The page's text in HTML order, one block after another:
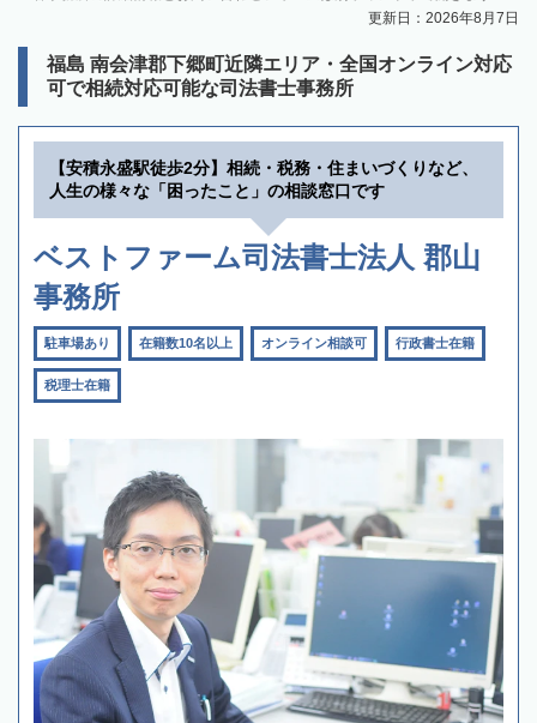
更新日：2026年8月7日
福島 南会津郡下郷町近隣エリア・全国オンライン対応
可で相続対応可能な司法書士事務所
【安積永盛駅徒歩2分】相続・税務・住まいづくりなど、
人生の様々な「困ったこと」の相談窓口です
ベストファーム司法書士法人 郡山
事務所
駐車場あり 在籍数10名以上 オンライン相談可 行政書士在籍
税理士在籍